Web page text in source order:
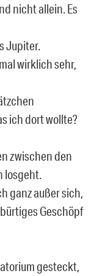
nicht allein. Es
Jupiter.
wirklich sehr,
ich dort wollte?
zwischen den
losgeht.
ganz außer sich,
Geschöpf
gesteckt,